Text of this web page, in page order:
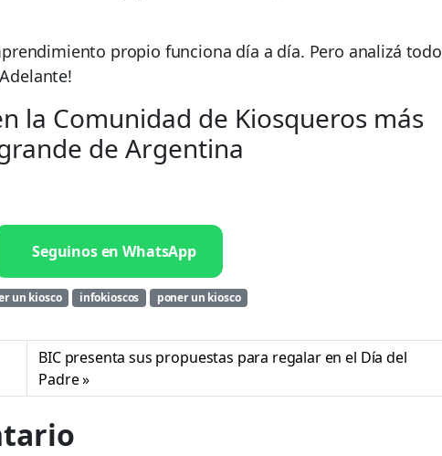
propio funciona día a día. Pero analizá todo
la Comunidad de Kiosqueros más
de Argentina
Seguinos en WhatsApp
un kiosco infokioscos poner un kiosco
BIC presenta sus propuestas para regalar en el Día del
Padre